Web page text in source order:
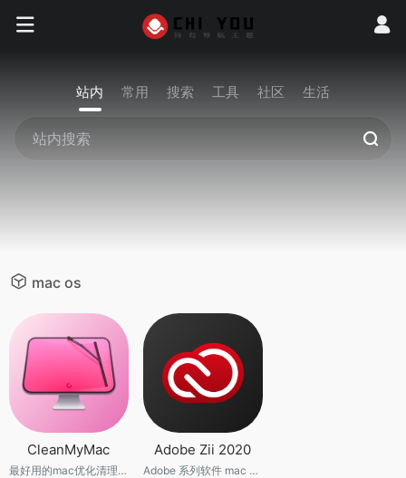
站内 常用 搜索 工具 社区 生活
mac os
CleanMyMac
最好用的mac优化清理工具
Adobe Zii 2020
Adobe 系列软件 mac os 激活工具